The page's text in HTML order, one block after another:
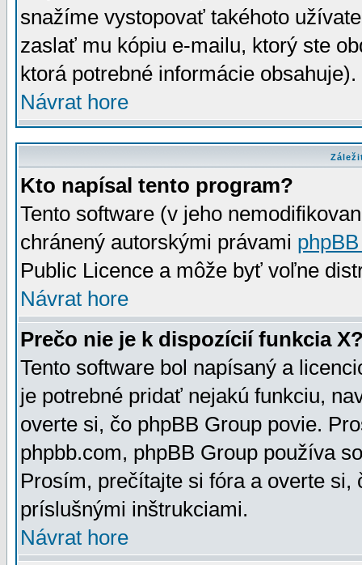
snažíme vystopovať takéhoto
zaslať mu kópiu e-mailu, ktorý ste
ktorá potrebné informácie
Návrat hore
Kto napísal tento program?
Tento software (v jeho
chránený autorskými právami
Public Licence a môže byť voľne
Návrat hore
Prečo nie je k dispozícií funkcia
Tento software bol napísaný a
je potrebné pridať nejakú funkciu,
overte si, čo phpBB Group povie.
phpbb.com, phpBB Group používa
Prosím, prečítajte si fóra a overte
príslušnými inštrukciami.
Návrat hore